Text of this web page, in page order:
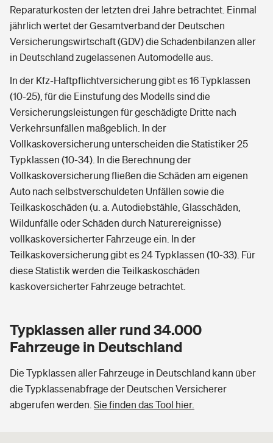
Reparaturkosten der letzten drei Jahre betrachtet. Einmal
jährlich wertet der Gesamtverband der Deutschen
Versicherungswirtschaft (GDV) die Schadenbilanzen aller
in Deutschland zugelassenen Automodelle aus.
In der Kfz-Haftpflichtversicherung gibt es 16 Typklassen
(10-25), für die Einstufung des Modells sind die
Versicherungsleistungen für geschädigte Dritte nach
Verkehrsunfällen maßgeblich. In der
Vollkaskoversicherung unterscheiden die Statistiker 25
Typklassen (10-34). In die Berechnung der
Vollkaskoversicherung fließen die Schäden am eigenen
Auto nach selbstverschuldeten Unfällen sowie die
Teilkaskoschäden (u. a. Autodiebstähle, Glasschäden,
Wildunfälle oder Schäden durch Naturereignisse)
vollkaskoversicherter Fahrzeuge ein. In der
Teilkaskoversicherung gibt es 24 Typklassen (10-33). Für
diese Statistik werden die Teilkaskoschäden
kaskoversicherter Fahrzeuge betrachtet.
Typklassen aller rund 34.000
Fahrzeuge in Deutschland
Die Typklassen aller Fahrzeuge in Deutschland kann über
die Typklassenabfrage der Deutschen Versicherer
abgerufen werden. Sie finden das Tool hier.